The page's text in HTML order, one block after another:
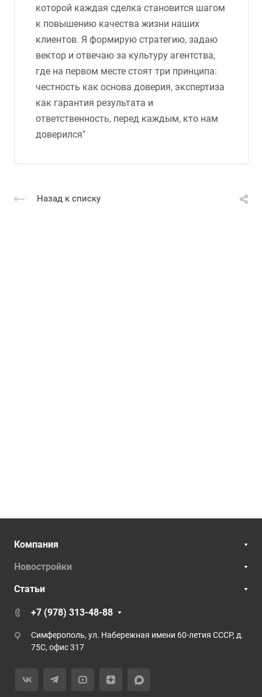
которой каждая сделка становится шагом
к повышению качества жизни наших
клиентов. Я формирую стратегию, задаю
вектор и отвечаю за культуру агентства,
где на первом месте стоят три принципа:
честность как основа доверия, экспертиза
как гарантия результата и
ответственность, перед каждым, кто нам
доверился"
Назад к списку
Компания
Новостройки
Статьи
+7 (978) 313-48-88
Симферополь, ул. Набережная имени 60-летия СССР, д.
75С, офис 317